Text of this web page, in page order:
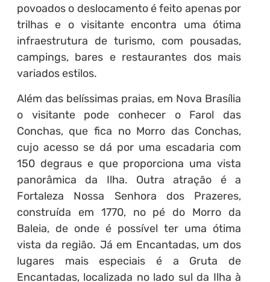
povoados o deslocamento é feito apenas por
trilhas e o visitante encontra uma ótima
infraestrutura de turismo, com pousadas,
campings, bares e restaurantes dos mais
variados estilos.
Além das belíssimas praias, em Nova Brasília
o visitante pode conhecer o Farol das
Conchas, que fica no Morro das Conchas,
cujo acesso se dá por uma escadaria com
150 degraus e que proporciona uma vista
panorâmica da Ilha. Outra atração é a
Fortaleza Nossa Senhora dos Prazeres,
construída em 1770, no pé do Morro da
Baleia, de onde é possível ter uma ótima
vista da região. Já em Encantadas, um dos
lugares mais especiais é a Gruta de
Encantadas, localizada no lado sul da Ilha à